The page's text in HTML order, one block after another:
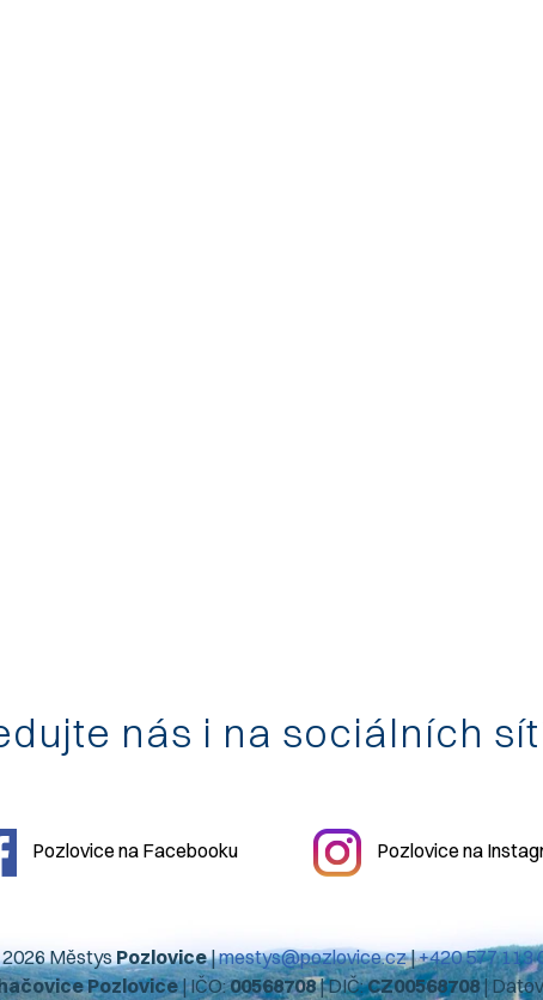
nás i na sociálních
Pozlovice na Facebooku Pozlovice na
MěstysPozlovice|mestys@pozlovice.cz|+420 577 113
Pozlovice| IČO:00568708| DIČ:CZ00568708|